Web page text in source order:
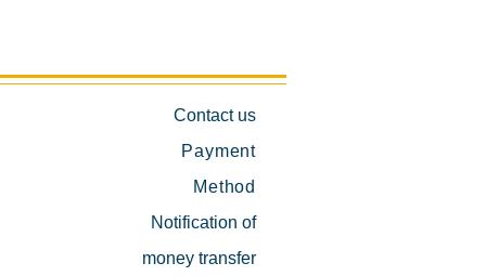
Contact us
Payment
Method
Notification of
money transfer